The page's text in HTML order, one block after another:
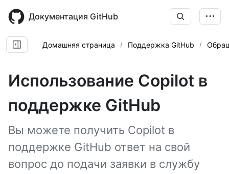
main
content
Документация GitHub
Домашняя страница Поддержка GitHub
Использование Copilot в
поддержке GitHub
Вы можете получить Copilot в
поддержке GitHub ответ на свой
вопрос до подачи заявки в службу